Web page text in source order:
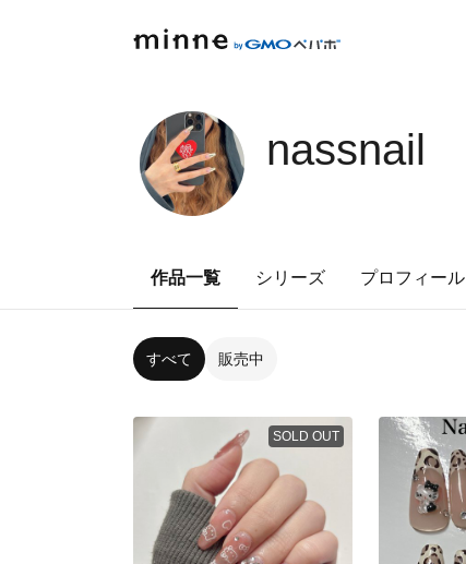
nassnail
作品一覧 シリーズ プロフィール
すべて 販売中
SOLD OUT